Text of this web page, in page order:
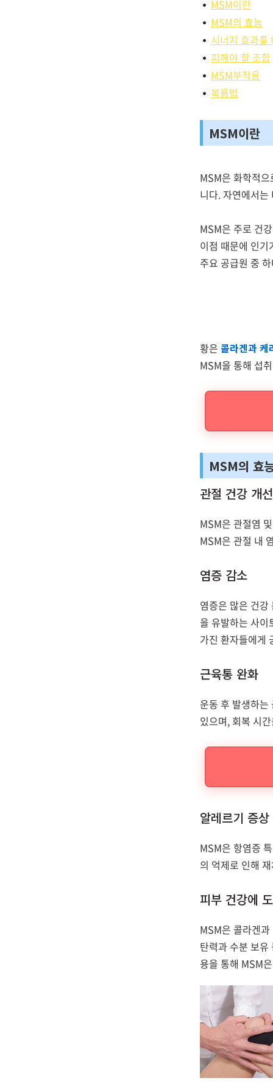
MSM이란
MSM의 효능
시너지 효과를
피해야 할 조합
MSM부작용
복용법
MSM이란
MSM은 화학적
니다. 자연에서
MSM은 주로 건
이점 때문에 인
주요 공급원 중
황은콜라겐과 케
MSM을 통해 섭
MSM의 효
관절 건강 개선
MSM은 관절염
MSM은 관절 내
염증 감소
염증은 많은 건
을 유발하는 사
가진 환자들에게
근육통 완화
운동 후 발생하는
있으며, 회복 시
알레르기 증
MSM은 항염증
의 억제로 인해
피부 건강에
MSM은 콜라겐
탄력과 수분 보
용을 통해 MSM